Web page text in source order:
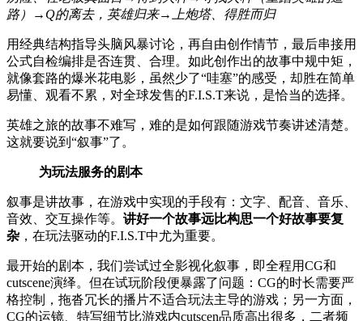
路）→Q的离去，英雄归来→上炮塔、得胜而归
用经典结构指导头脑风暴讨论，再自由创作情节，最后串接用
公式自检编排是否连贯、合理。如此创作出的故事中规中矩，
就像套路的爆米花电影，虽然少了“哇塞”的感受，却胜在简单
易懂、观看不累，对全球发售的F.I.S.T来说，是恰当的选择。
英雄之旅的故事不难写，难的是如何跟随游戏节奏讲述清楚。
这就要说到“叙事”了。
为玩法服务的剧本
叙事是讲故事，在游戏中实现的手段有：文字、配音、音乐、
音效、交互操作等。 讲好一个故事远比构思一个好故事要复
杂 ，在玩法驱动的F.I.S.T中尤为重要。
最开始的剧本，我们尝试过全影视化叙事，即全程用CG和
cutscene演绎。但在试玩阶段便暴露了问题：CG的时长需要严
格控制，拖沓冗长的播片不适合玩法主导的游戏；另一方面，
CG的运镜、特写细节比游戏内cutscen品质高出很多，二者频